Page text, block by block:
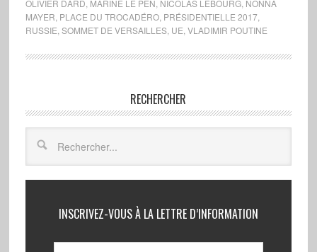
OLIVIER DARD MARINE LE PEN NICOLAS LEBOURG, NONNA
MAYER PLACE DU TROCADÉRO, PRÉSIDENTIELLE 2017,
RUSSIE SOMMET DE VERSAILLES, UE VLADIMIR POUTINE
RECHERCHER
INSCRIVEZ-VOUS À LA LETTRE D’INFORMATION